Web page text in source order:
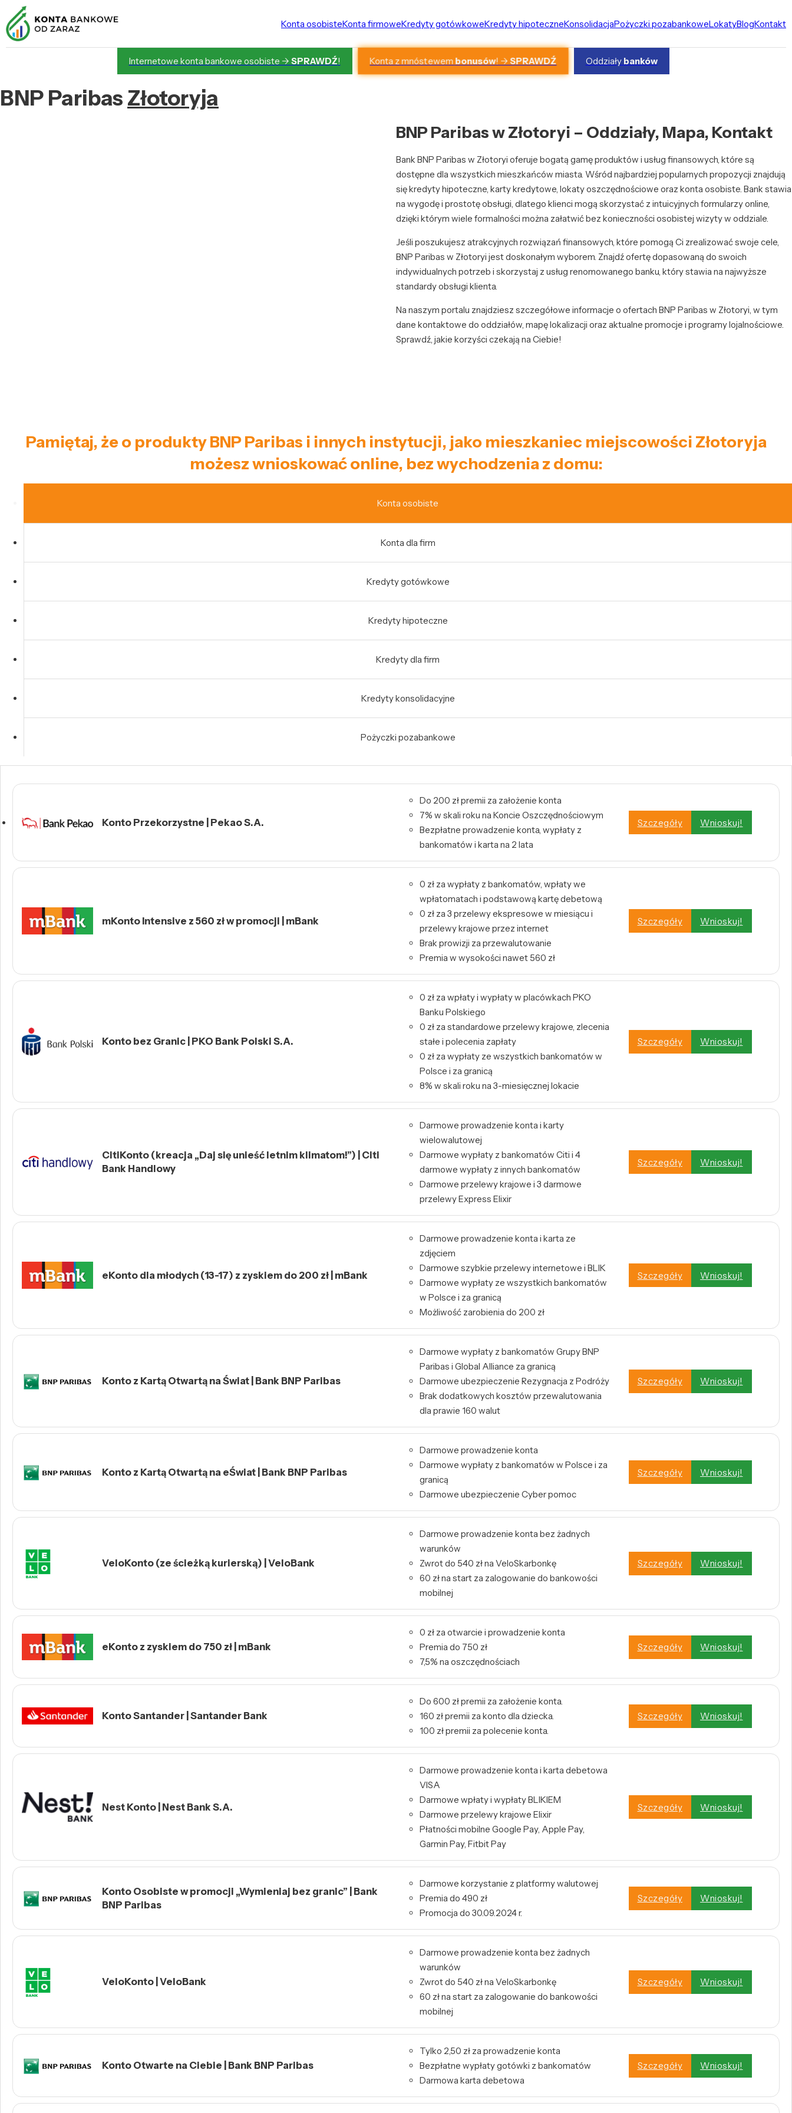
Konta osobisteKonta firmoweKredyty gotówkoweKredyty hipoteczneKonsolidacjaPożyczki pozabankoweLokatyBlogKontakt
Internetowe konta bankowe osobiste -> SPRAWDŹ! Konta z mnóstewem bonusów! ->SPRAWDŹ Oddziały banków
BNP Paribas Złotoryja
BNP Paribas w Złotoryi – Oddziały, Mapa, Kontakt
Bank BNP Paribas w Złotoryi oferuje bogatą gamę produktów i usług finansowych, które są
dostępne dla wszystkich mieszkańców miasta. Wśród najbardziej popularnych propozycji znajdują
się kredyty hipoteczne, karty kredytowe, lokaty oszczędnościowe oraz konta osobiste. Bank stawia
na wygodę i prostotę obsługi, dlatego klienci mogą skorzystać z intuicyjnych formularzy online,
dzięki którym wiele formalności można załatwić bez konieczności osobistej wizyty w oddziale.
Jeśli poszukujesz atrakcyjnych rozwiązań finansowych, które pomogą Ci zrealizować swoje cele,
BNP Paribas w Złotoryi jest doskonałym wyborem. Znajdź ofertę dopasowaną do swoich
indywidualnych potrzeb i skorzystaj z usług renomowanego banku, który stawia na najwyższe
standardy obsługi klienta.
Na naszym portalu znajdziesz szczegółowe informacje o ofertach BNP Paribas w Złotoryi, w tym
dane kontaktowe do oddziałów, mapę lokalizacji oraz aktualne promocje i programy lojalnościowe.
Sprawdź, jakie korzyści czekają na Ciebie!
Pamiętaj, że o produkty BNP Paribas i innych instytucji, jako mieszkaniec miejscowości Złotoryja
możesz wnioskować online, bez wychodzenia z domu:
Konta osobiste
Konta dla firm
Kredyty gotówkowe
Kredyty hipoteczne
Kredyty dla firm
Kredyty konsolidacyjne
Pożyczki pozabankowe
Konto Przekorzystne | Pekao S.A.
Do 200 zł premii za założenie konta
7% w skali roku na Koncie Oszczędnościowym
Bezpłatne prowadzenie konta, wypłaty z
bankomatów i karta na 2 lata
Szczegóły Wnioskuj!
mKonto Intensive z 560 zł w promocji | mBank
0 zł za wypłaty z bankomatów, wpłaty we
wpłatomatach i podstawową kartę debetową
0 zł za 3 przelewy ekspresowe w miesiącu i
przelewy krajowe przez internet
Brak prowizji za przewalutowanie
Premia w wysokości nawet 560 zł
Szczegóły Wnioskuj!
Konto bez Granic | PKO Bank Polski S.A.
0 zł za wpłaty i wypłaty w placówkach PKO
Banku Polskiego
0 zł za standardowe przelewy krajowe, zlecenia
stałe i polecenia zapłaty
0 zł za wypłaty ze wszystkich bankomatów w
Polsce i za granicą
8% w skali roku na 3-miesięcznej lokacie
Szczegóły Wnioskuj!
CitiKonto (kreacja „Daj się unieść letnim klimatom!”) | Citi
Bank Handlowy
Darmowe prowadzenie konta i karty
wielowalutowej
Darmowe wypłaty z bankomatów Citi i 4
darmowe wypłaty z innych bankomatów
Darmowe przelewy krajowe i 3 darmowe
przelewy Express Elixir
Szczegóły Wnioskuj!
eKonto dla młodych (13-17) z zyskiem do 200 zł | mBank
Darmowe prowadzenie konta i karta ze
zdjęciem
Darmowe szybkie przelewy internetowe i BLIK
Darmowe wypłaty ze wszystkich bankomatów
w Polsce i za granicą
Możliwość zarobienia do 200 zł
Szczegóły Wnioskuj!
Konto z Kartą Otwartą na Świat | Bank BNP Paribas
Darmowe wypłaty z bankomatów Grupy BNP
Paribas i Global Alliance za granicą
Darmowe ubezpieczenie Rezygnacja z Podróży
Brak dodatkowych kosztów przewalutowania
dla prawie 160 walut
Szczegóły Wnioskuj!
Konto z Kartą Otwartą na eŚwiat | Bank BNP Paribas
Darmowe prowadzenie konta
Darmowe wypłaty z bankomatów w Polsce i za
granicą
Darmowe ubezpieczenie Cyber pomoc
Szczegóły Wnioskuj!
VeloKonto (ze ścieżką kurierską) | VeloBank
Darmowe prowadzenie konta bez żadnych
warunków
Zwrot do 540 zł na VeloSkarbonkę
60 zł na start za zalogowanie do bankowości
mobilnej
Szczegóły Wnioskuj!
eKonto z zyskiem do 750 zł | mBank
0 zł za otwarcie i prowadzenie konta
Premia do 750 zł
7,5% na oszczędnościach
Szczegóły Wnioskuj!
Konto Santander | Santander Bank
Do 600 zł premii za założenie konta.
160 zł premii za konto dla dziecka.
100 zł premii za polecenie konta.
Szczegóły Wnioskuj!
Nest Konto | Nest Bank S.A.
Darmowe prowadzenie konta i karta debetowa
VISA
Darmowe wpłaty i wypłaty BLIKIEM
Darmowe przelewy krajowe Elixir
Płatności mobilne Google Pay, Apple Pay,
Garmin Pay, Fitbit Pay
Szczegóły Wnioskuj!
Konto Osobiste w promocji „Wymieniaj bez granic” | Bank
BNP Paribas
Darmowe korzystanie z platformy walutowej
Premia do 490 zł
Promocja do 30.09.2024 r.
Szczegóły Wnioskuj!
VeloKonto | VeloBank
Darmowe prowadzenie konta bez żadnych
warunków
Zwrot do 540 zł na VeloSkarbonkę
60 zł na start za zalogowanie do bankowości
mobilnej
Szczegóły Wnioskuj!
Konto Otwarte na Ciebie | Bank BNP Paribas
Tylko 2,50 zł za prowadzenie konta
Bezpłatne wypłaty gotówki z bankomatów
Darmowa karta debetowa
Szczegóły Wnioskuj!